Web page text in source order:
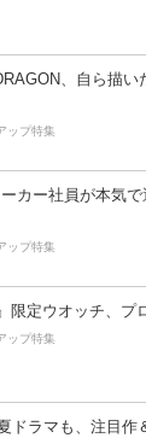
、自ら描い
ップ特集
カー社員が本気
ップ特集
限定ウオッチ、プ
ップ特集
ドラマも、注目作